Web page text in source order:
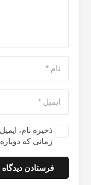
ذخیره نام،
زمانی که
فرستادن دیدگاه